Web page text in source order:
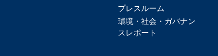
プレスルーム
環境・社会・ガバナン
スレポート